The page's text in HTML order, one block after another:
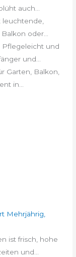
auch...
oder...
Pflegeleicht und
und...
Garten, Balkon,
in...
Mehrjährig,
ist frisch, hohe
und...